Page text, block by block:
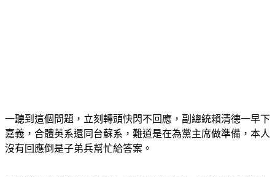
一聽到這個問題，立刻轉頭快閃不回應，副總統賴清德一早下
嘉義，合體英系還同台蘇系，難道是在為黨主席做準備，本人
沒有回應倒是子弟兵幫忙給答案。